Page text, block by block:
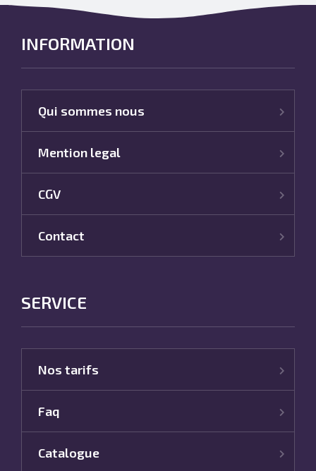
INFORMATION
Qui sommes nous
Mention legal
CGV
Contact
SERVICE
Nos tarifs
Faq
Catalogue